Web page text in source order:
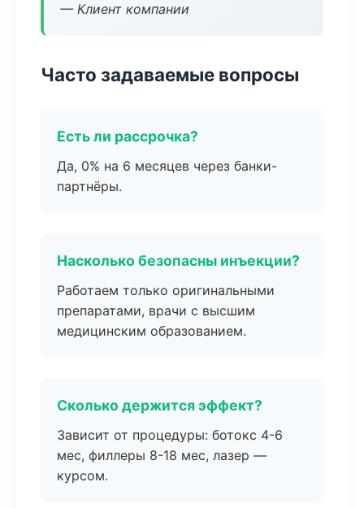
— Клиент компании
Часто задаваемые вопросы
Есть ли рассрочка?
Да, 0% на 6 месяцев через банки-
партнёры.
Насколько безопасны инъекции?
Работаем только оригинальными
препаратами, врачи с высшим
медицинским образованием.
Сколько держится эффект?
Зависит от процедуры: ботокс 4-6
мес, филлеры 8-18 мес, лазер —
курсом.